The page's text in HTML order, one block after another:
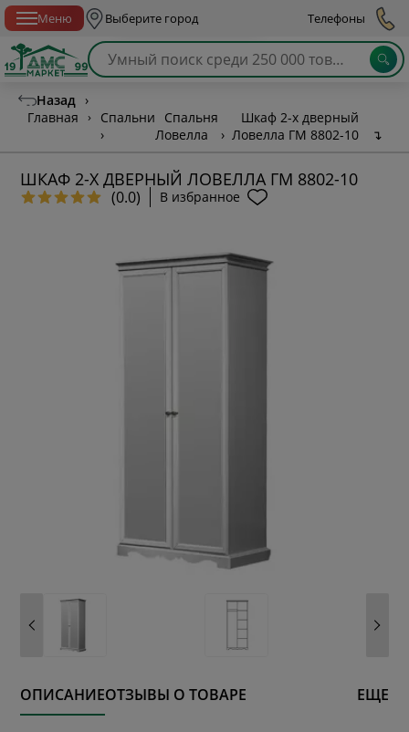
Меню Выберите город Телефоны
Назад ›
Главная
›
Спальни
›
Спальня
Ловелла
›
Шкаф 2-х дверный
Ловелла ГМ 8802-10
↴
ШКАФ 2-Х ДВЕРНЫЙ ЛОВЕЛЛА ГМ 8802-10
(0.0) В избранное
ОПИСАНИЕОТЗЫВЫ О ТОВАРЕ ЕЩЕ